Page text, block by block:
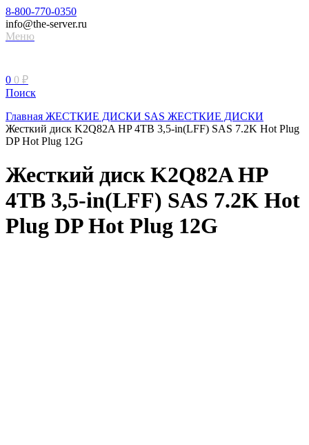
8-800-770-0350
info@the-server.ru
Меню
0 0 ₽
Поиск
Главная ЖЕСТКИЕ ДИСКИ SAS ЖЕСТКИЕ ДИСКИ
Жесткий диск K2Q82A HP 4TB 3,5-in(LFF) SAS 7.2K Hot Plug
DP Hot Plug 12G
Жесткий диск K2Q82A HP
4TB 3,5-in(LFF) SAS 7.2K Hot
Plug DP Hot Plug 12G